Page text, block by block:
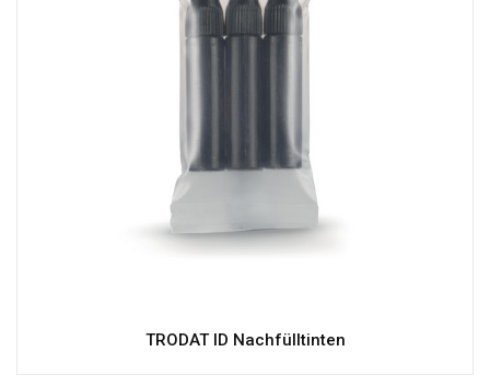
TRODAT ID Nachfülltinten